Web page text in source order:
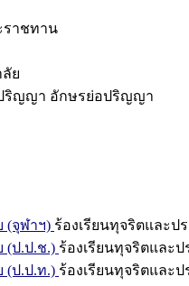
ราชทาน
ย
ริญญา อักษรย่อปริญญา
(จุฬาฯ) ร้องเรียนทุจริตและป
(ป.ป.ช.) ร้องเรียนทุจริตและ
(ป.ป.ท.) ร้องเรียนทุจริตและ